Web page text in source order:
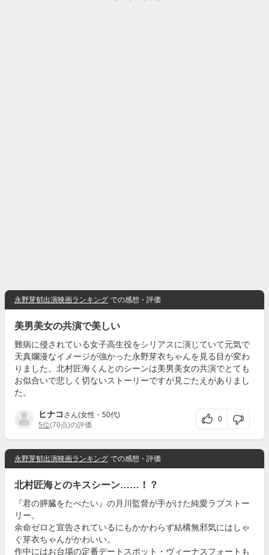
永野芽郁出演映画ランキング での感想・評価
美男美女の共演で美しい
難病に侵されている女子高生役をシリアスに演じていて元気で
天真爛漫なイメージが強かった永野芽衣ちゃんを見る目が変わ
りました。北村匠海くんとのシーンは美男美女の共演でとても
お似合いで悲しく切ないストーリーですが見ごたえがありまし
た。
ヒナコ さん(女性・50代)
5位(70点)の評価
0
永野芽郁出演映画ランキング での感想・評価
北村匠海とのキスシーン……！？
『君の膵臓をたべたい』の月川監督が手がけた純愛ラブストー
リー。
余命ゼロと宣告されているにもかかわらず結構無邪気にはしゃ
ぐ芽衣ちゃんがかわいい。
作中にはお台場の定番デートスポット・ヴィーナスフォートも